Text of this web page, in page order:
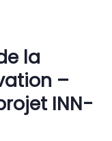
la
–
INN-